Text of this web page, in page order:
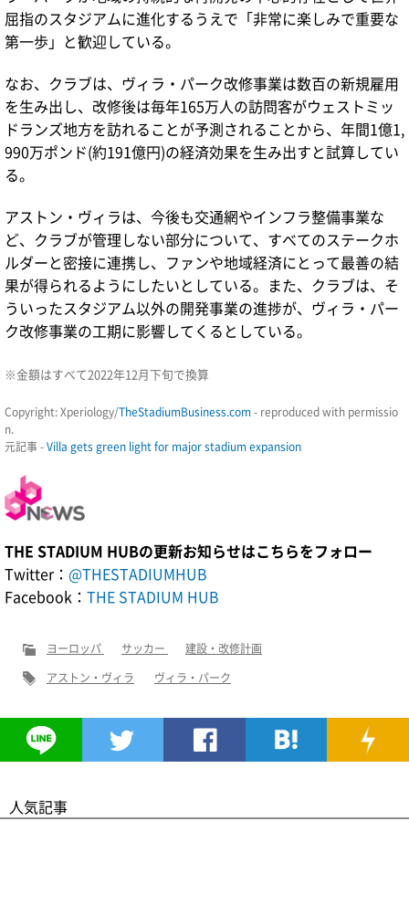
屈指のスタジアムに進化するうえで「非常に楽しみで重要な
第一歩」と歓迎している。
なお、クラブは、ヴィラ・パーク改修事業は数百の新規雇用
を生み出し、改修後は毎年165万人の訪問客がウェストミッ
ドランズ地方を訪れることが予測されることから、年間1億1,
990万ポンド(約191億円)の経済効果を生み出すと試算してい
る。
アストン・ヴィラは、今後も交通網やインフラ整備事業な
ど、クラブが管理しない部分について、すべてのステークホ
ルダーと密接に連携し、ファンや地域経済にとって最善の結
果が得られるようにしたいとしている。また、クラブは、そ
ういったスタジアム以外の開発事業の進捗が、ヴィラ・パー
ク改修事業の工期に影響してくるとしている。
※金額はすべて2022年12月下旬で換算
Copyright: Xperiology/TheStadiumBusiness.com - reproduced with permissio
n.
元記事 -Villa gets green light for major stadium expansion
THE STADIUM HUBの更新お知らせはこちらをフォロー
Twitter： @THESTADIUMHUB
Facebook： THE STADIUM HUB
ヨーロッパ サッカー
建設・改修計画
アストン・ヴィラ
ヴィラ・パーク